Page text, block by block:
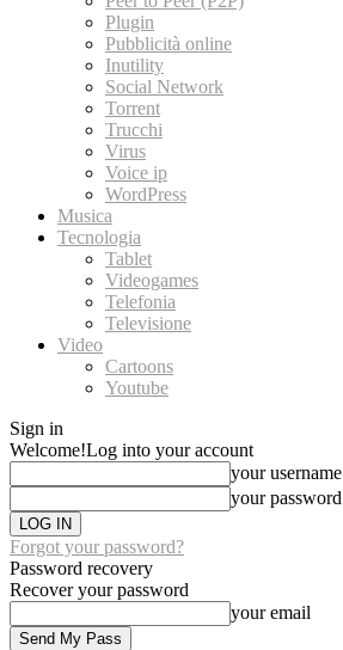
Plugin
Pubblicità online
Inutility
Social Network
Torrent
Trucchi
Virus
Voice ip
WordPress
Musica
Tecnologia
Tablet
Videogames
Telefonia
Televisione
Video
Cartoons
Youtube
Sign in
Welcome!Log into your account
your username
your password
Forgot your password?
Password recovery
Recover your password
your email